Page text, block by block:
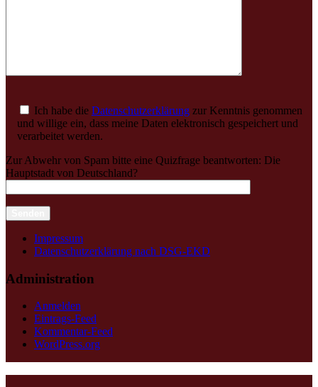
Ich habe die Datenschutzerklärung zur Kenntnis genommen
und willige ein, dass meine Daten elektronisch gespeichert und
verarbeitet werden.
Zur Abwehr von Spam bitte eine Quizfrage beantworten: Die
Hauptstadt von Deutschland?
Impressum
Datenschutzerklärung nach DSG-EKD
Administration
Anmelden
Eintrags-Feed
Kommentar-Feed
WordPress.org